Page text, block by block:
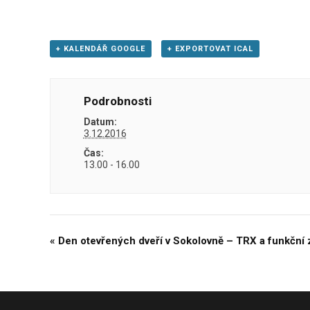
+ KALENDÁŘ GOOGLE + EXPORTOVAT ICAL
Podrobnosti
Datum:
3.12.2016
Čas:
13.00 - 16.00
Navigace
« Den otevřených dveří v Sokolovně – TRX a funkční